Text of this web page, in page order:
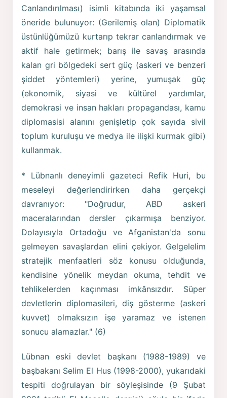
Canlandırılması) isimli kitabında iki yaşamsal
öneride bulunuyor: (Gerilemiş olan) Diplomatik
üstünlüğümüzü kurtarıp tekrar canlandırmak ve
aktif hale getirmek; barış ile savaş arasında
kalan gri bölgedeki sert güç (askeri ve benzeri
şiddet yöntemleri) yerine, yumuşak güç
(ekonomik, siyasi ve kültürel yardımlar,
demokrasi ve insan hakları propagandası, kamu
diplomasisi alanını genişletip çok sayıda sivil
toplum kuruluşu ve medya ile ilişki kurmak gibi)
kullanmak.
* Lübnanlı deneyimli gazeteci Refik Huri, bu
meseleyi değerlendirirken daha gerçekçi
davranıyor: "Doğrudur, ABD askeri
maceralarından dersler çıkarmışa benziyor.
Dolayısıyla Ortadoğu ve Afganistan'da sonu
gelmeyen savaşlardan elini çekiyor. Gelgelelim
stratejik menfaatleri söz konusu olduğunda,
kendisine yönelik meydan okuma, tehdit ve
tehlikelerden kaçınması imkânsızdır. Süper
devletlerin diplomasileri, diş gösterme (askeri
kuvvet) olmaksızın işe yaramaz ve istenen
sonucu alamazlar." (6)
Lübnan eski devlet başkanı (1988-1989) ve
başbakanı Selim El Hus (1998-2000), yukarıdaki
tespiti doğrulayan bir söyleşisinde (9 Şubat